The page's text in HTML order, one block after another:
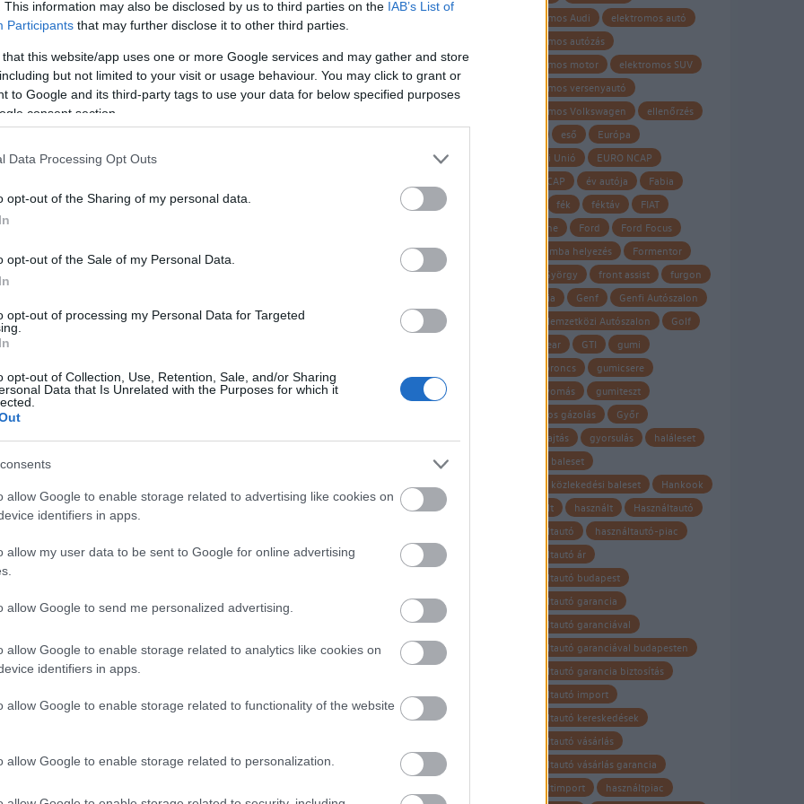
This information may also be disclosed by us to third parties on the IAB’s List of
Participants that may further disclose it to other third parties.
that this website/app uses one or more Google services and may gather and store
but not limited to your visit or usage behaviour. You may click to grant or
to Google and its third-party tags to use your data for below specified purposes
consent section.
Data Processing Opt Outs
opt-out of the Sharing of my personal data.
opt-out of the Sale of my Personal Data.
opt-out of processing my Personal Data for Targeted
opt-out of Collection, Use, Retention, Sale, and/or Sharing
Data that Is Unrelated with the Purposes for which it
allow Google to enable storage related to advertising like cookies on
identifiers in apps.
allow my user data to be sent to Google for online advertising
allow Google to send me personalized advertising.
allow Google to enable storage related to analytics like cookies on
identifiers in apps.
allow Google to enable storage related to functionality of the website
allow Google to enable storage related to personalization.
Akármennyire is nehéz elhinni itthonról, Ausztriában van hó,
sőt nem is kevés. A sok hó pedig lefagyott jeges utakat jelent
ott is, ahol eltakarították, és ez alaposan igénybe veszi a
járművezetőket és az autókat egyaránt, még abban az
esetben is, ha az előírásoknak megfelelően téli
gumiabroncsok…
hasznos
Audi RS 3
Győri elektromos
Audi Q8 e-tron
elektromos portfólióját 2026-ra húsznál is több modellre
cikkek kisszines
Audi e-tron GT nyerte
az autós világ Oscar-
díját
Párját ritkító eredményt ért el az Audi azzal, hogy mindössze
kategóriában is döntőbe jutott a World Car Awards
elektromos Audi
elektromos autó
elektromos autózás
elektromos motor
elektromos SUV
elektromos versenyautó
elektromos Volkswagen
ellenőrzés
eső
Európa
Európai Unió
EURO NCAP
Euro NCAP
év autója
Fabia
fék féktáv
FIAT
Firestone
Ford
Ford Focus
forgalomba helyezés
Formentor
Frank György
front assist
furgon
garancia
Genf
Genfi Autószalon
Genfi Nemzetközi Autószalon
Golf
Goodyear
GTI
gumi
gumiabroncs
gumicsere
guminyomás
gumiteszt
gyalogos gázolás
Győr
gyorshajtás
gyorsulás
haláleset
halálos baleset
halálos közlekedési baleset
Hankook
hasznalt
használt
Használtautó
használtautó
használtautó-piac
használtautó ár
használtautó budapest
használtautó garancia
használtautó garanciával
használtautó garanciával budapesten
használtautó garancia biztosítás
használtautó import
használtautó kereskedések
használtautó vásárlás
használtautó vásárlás garancia
használtimport
használtpiac